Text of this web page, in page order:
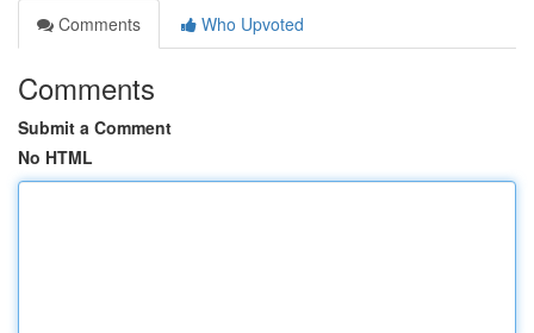
Comments
Who Upvoted
Comments
Submit a Comment
No HTML